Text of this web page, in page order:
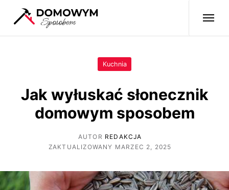
Kuchnia
Jak wyłuskać słonecznik
domowym sposobem
AUTOR REDAKCJA
ZAKTUALIZOWANY MARZEC 2, 2025